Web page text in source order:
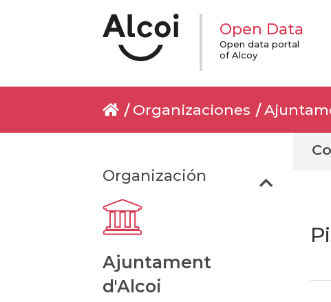
Open Data
Open data portal
of Alcoy
Organizaciones
Organización
Ajuntament
d'Alcoi